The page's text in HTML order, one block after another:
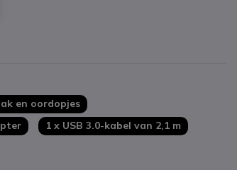
en oordopjes
1 x USB 3.0-kabel van 2,1 m